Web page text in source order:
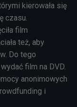
kierowała się
czasu.
film
też, aby
Do tego
film na DVD.
anonimowych
i